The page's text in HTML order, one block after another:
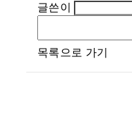
글쓴이
목록으로 가기